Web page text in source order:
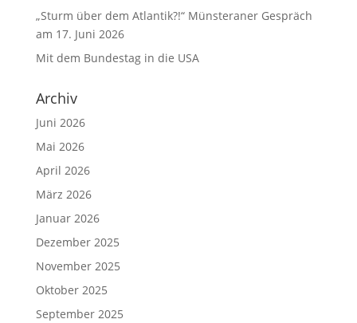
„Sturm über dem Atlantik?!“ Münsteraner Gespräch
am 17. Juni 2026
Mit dem Bundestag in die USA
Archiv
Juni 2026
Mai 2026
April 2026
März 2026
Januar 2026
Dezember 2025
November 2025
Oktober 2025
September 2025